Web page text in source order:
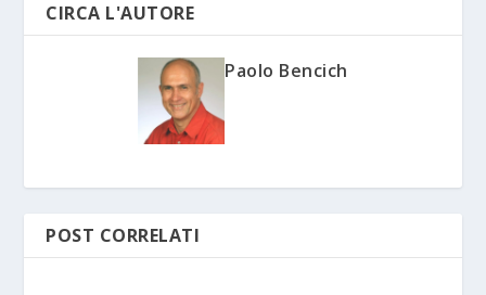
CIRCA L'AUTORE
Paolo Bencich
POST CORRELATI